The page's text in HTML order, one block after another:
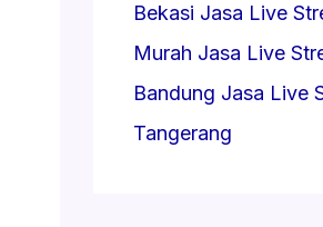
Bekasi Jasa Live
Murah Jasa Live
Bandung Jasa Live
Tangerang